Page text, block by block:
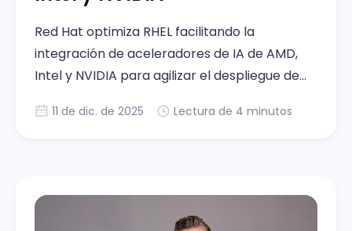
Red Hat optimiza RHEL facilitando la
integración de aceleradores de IA de AMD,
Intel y NVIDIA para agilizar el despliegue de
11 de dic. de 2025 Lectura de 4 minutos